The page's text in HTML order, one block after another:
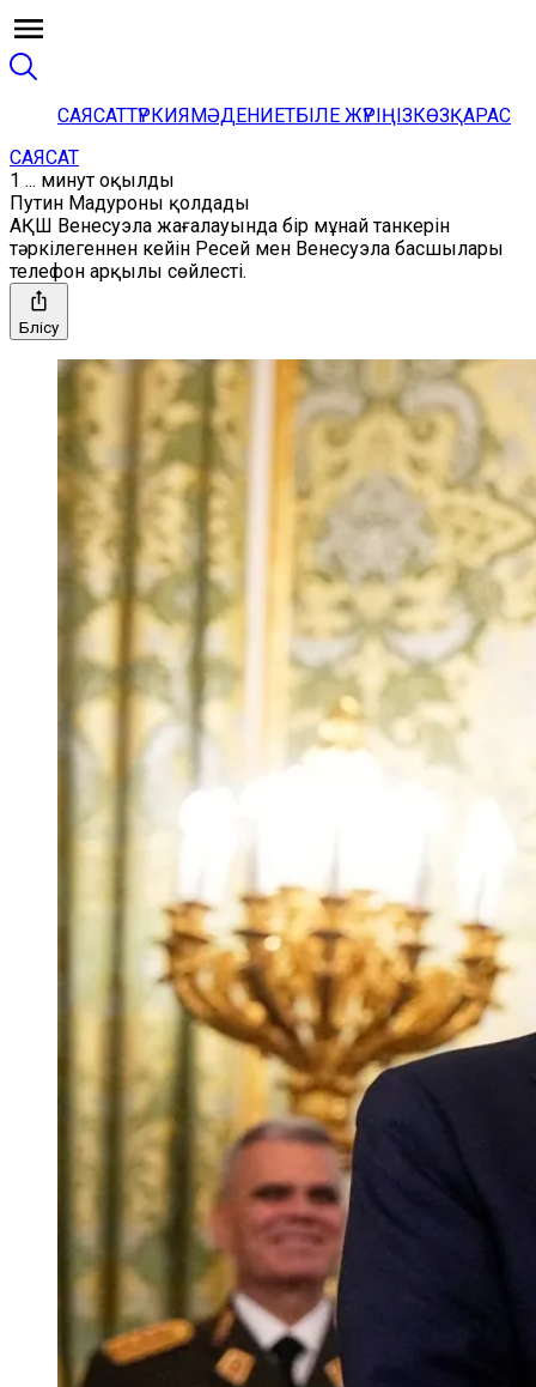
САЯСАТТҮРКИЯМӘДЕНИЕТБІЛЕ ЖҮРІҢІЗКӨЗҚАРАС
САЯСАТ
1 ... минут оқылды
Путин Мадуроны қолдады
АҚШ Венесуэла жағалауында бір мұнай танкерін
тәркілегеннен кейін Ресей мен Венесуэла басшылары
телефон арқылы сөйлесті.
Бөлісу